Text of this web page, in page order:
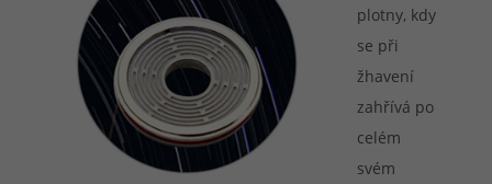
plotny, kdy
se při
žhavení
zahřívá po
celém
svém